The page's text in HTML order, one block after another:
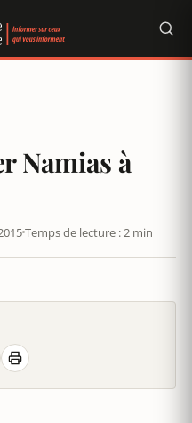
Namias à
Temps de lecture : 2 min